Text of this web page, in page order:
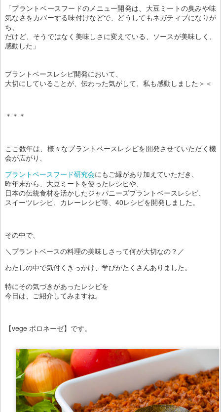
「プラントベースフードのメニュー開発は、大豆ミートの臭みや味
気なさをカバーする味付けなどで、どうしてもネガティブになりが
ち、
だけど、そうではなく美味しさに変えている、ソースが美味しく、
感動した」
プラントベースレシピ開発において、
大切にしていることが、伝わった気がして、私も感動しました＞＜
＊＊＊
ここ数年は、様々なプラントベースレシピを開発させていただく機
会が広がり、
プラントベースフード研究会にもご縁があり加えていただき、
昨年末から、大豆ミートを使ったレシピや、
日本の伝統食材を活かしたジャパニーズプラントベースレシピ、
スイーツレシピ、カレーレシピ等、40レシピを開発しました。
その中で、
＼プラントベースの料理の美味しさって何が大切なの？／
わたしの中で気付くきっかけ、学びがたくさんありました。
特にその気づきがあったレシピを
今日は、ご紹介してみますね。
【vege ボロネーゼ】です。